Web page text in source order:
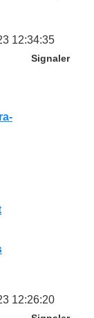
12:34:35
Signaler
12:26:20